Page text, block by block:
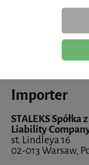
STALEKS
st. Lindleya 16
02-013 Warsaw,
sklep@staleks.pl
Importer
STALEKS Spółka
Liability
st. Lindleya 16
02-013 Warsaw,